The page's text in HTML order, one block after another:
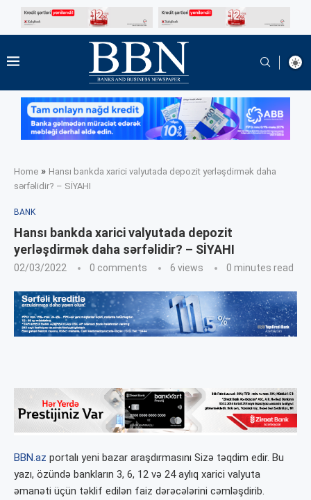
Home » Hansı bankda xarici valyutada depozit yerləşdirmək daha
sərfəlidir? – SİYAHI
BANK
Hansı bankda xarici valyutada depozit
yerləşdirmək daha sərfəlidir? – SİYAHI
02/03/2022 0 comments 6 views 0 minutes read
BBN.az portalı yeni bazar araşdırmasını Sizə təqdim edir. Bu
yazı, özündə bankların 3, 6, 12 və 24 aylıq xarici valyuta
əmanəti üçün təklif edilən faiz dərəcələrini cəmləşdirib.